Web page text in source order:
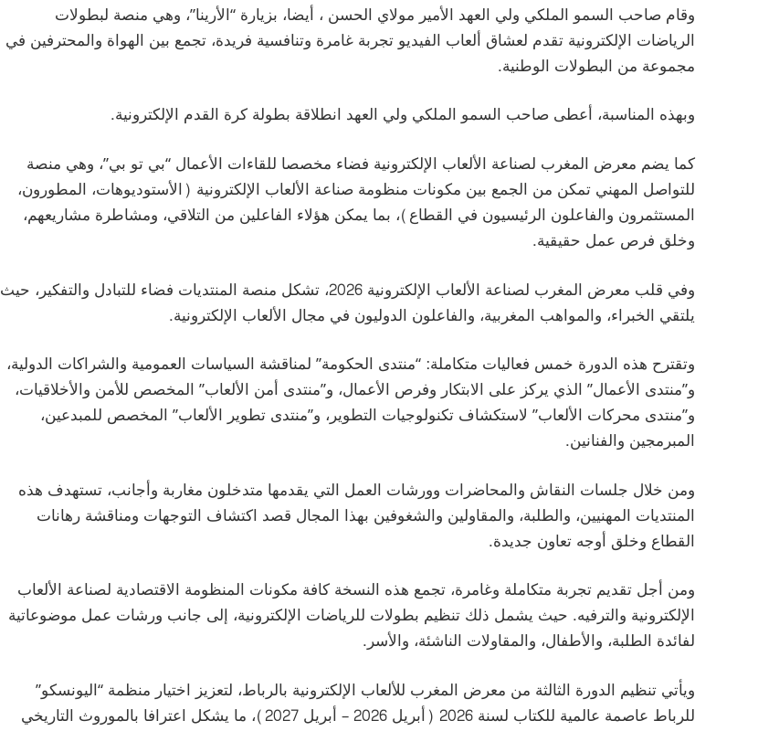
وقام صاحب السمو الملكي ولي العهد الأمير مولاي الحسن ، أيضا، بزيارة “الأرينا”، وهي منصة لبطولات
الرياضات الإلكترونية تقدم لعشاق ألعاب الفيديو تجربة غامرة وتنافسية فريدة، تجمع بين الهواة والمحترفين في
مجموعة من البطولات الوطنية.
وبهذه المناسبة، أعطى صاحب السمو الملكي ولي العهد انطلاقة بطولة كرة القدم الإلكترونية.
كما يضم معرض المغرب لصناعة الألعاب الإلكترونية فضاء مخصصا للقاءات الأعمال “بي تو بي”، وهي منصة
للتواصل المهني تمكن من الجمع بين مكونات منظومة صناعة الألعاب الإلكترونية (الأستوديوهات، المطورون،
المستثمرون والفاعلون الرئيسيون في القطاع)، بما يمكن هؤلاء الفاعلين من التلاقي، ومشاطرة مشاريعهم،
وخلق فرص عمل حقيقية.
وفي قلب معرض المغرب لصناعة الألعاب الإلكترونية 2026، تشكل منصة المنتديات فضاء للتبادل والتفكير، حيث
يلتقي الخبراء، والمواهب المغربية، والفاعلون الدوليون في مجال الألعاب الإلكترونية.
وتقترح هذه الدورة خمس فعاليات متكاملة: “منتدى الحكومة” لمناقشة السياسات العمومية والشراكات الدولية،
و”منتدى الأعمال” الذي يركز على الابتكار وفرص الأعمال، و”منتدى أمن الألعاب” المخصص للأمن والأخلاقيات،
و”منتدى محركات الألعاب” لاستكشاف تكنولوجيات التطوير، و”منتدى تطوير الألعاب” المخصص للمبدعين،
المبرمجين والفنانين.
ومن خلال جلسات النقاش والمحاضرات وورشات العمل التي يقدمها متدخلون مغاربة وأجانب، تستهدف هذه
المنتديات المهنيين، والطلبة، والمقاولين والشغوفين بهذا المجال قصد اكتشاف التوجهات ومناقشة رهانات
القطاع وخلق أوجه تعاون جديدة.
ومن أجل تقديم تجربة متكاملة وغامرة، تجمع هذه النسخة كافة مكونات المنظومة الاقتصادية لصناعة الألعاب
الإلكترونية والترفيه. حيث يشمل ذلك تنظيم بطولات للرياضات الإلكترونية، إلى جانب ورشات عمل موضوعاتية
لفائدة الطلبة، والأطفال، والمقاولات الناشئة، والأسر.
ويأتي تنظيم الدورة الثالثة من معرض المغرب للألعاب الإلكترونية بالرباط، لتعزيز اختيار منظمة “اليونسكو”
للرباط عاصمة عالمية للكتاب لسنة 2026 (أبريل 2026 – أبريل 2027)، ما يشكل اعترافا بالموروث التاريخي